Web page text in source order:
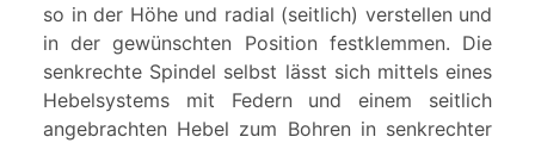
so in der Höhe und radial (seitlich) verstellen und
in der gewünschten Position festklemmen. Die
senkrechte Spindel selbst lässt sich mittels eines
Hebelsystems mit Federn und einem seitlich
angebrachten Hebel zum Bohren in senkrechter